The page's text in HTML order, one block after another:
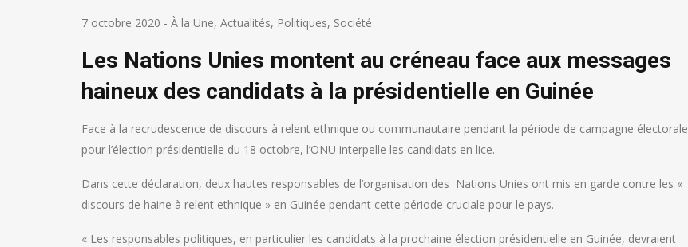
7 octobre 2020 - À la Une, Actualités, Politiques, Société
Les Nations Unies montent au créneau face aux messages
haineux des candidats à la présidentielle en Guinée
Face à la recrudescence de discours à relent ethnique ou communautaire pendant la période de campagne électorale
pour l’élection présidentielle du 18 octobre, l’ONU interpelle les candidats en lice.
Dans cette déclaration, deux hautes responsables de l’organisation des Nations Unies ont mis en garde contre les «
discours de haine à relent ethnique » en Guinée pendant cette période cruciale pour le pays.
« Les responsables politiques, en particulier les candidats à la prochaine élection présidentielle en Guinée, devraient